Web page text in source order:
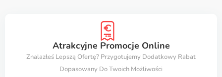
Atrakcyjne Promocje Online
Znalazłeś Lepszą Ofertę? Przygotujemy Dodatkowy Rabat
Dopasowany Do Twoich Możliwości